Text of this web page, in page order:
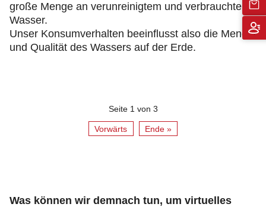
große Menge an verunreinigtem und verbrauchtem
Wasser.
Unser Konsumverhalten beeinflusst also die Menge
und Qualität des Wassers auf der Erde.
Seite 1 von 3
Vorwärts Ende »
Was können wir demnach tun, um virtuelles